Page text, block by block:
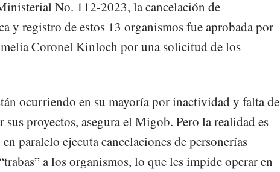
No. 112-2023, la cancelación de
y registro de estos 13 organismos fue aprobada por
Coronel Kinloch por una solicitud de los
ocurriendo en su mayoría por inactividad y falta de
sus proyectos, asegura el Migob. Pero la realidad es
paralelo ejecuta cancelaciones de personerías
a los organismos, lo que les impide operar en